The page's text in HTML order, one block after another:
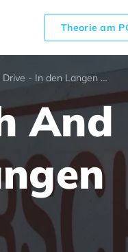
Theorie am
Fahrschule Teach And Drive - In den Langen Stücken 7
And